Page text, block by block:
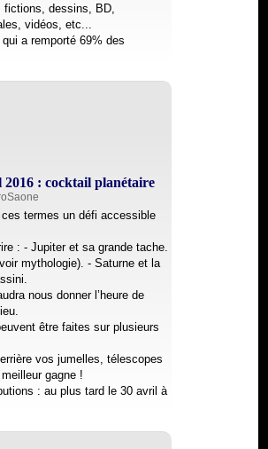
dessins, BD,
vidéos, etc...
a remporté 69% des
: cocktail planétaire
termes un défi accessible
: - Jupiter et sa grande tache.
mythologie). - Saturne et la
nous donner l’heure de
être faites sur plusieurs
vos jumelles, télescopes
gagne !
: au plus tard le 30 avril à